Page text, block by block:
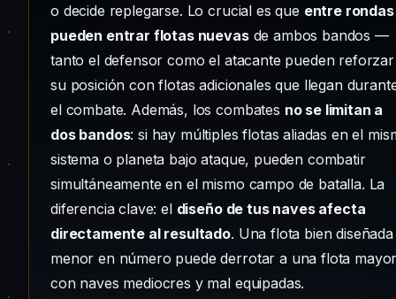
o decide replegarse. Lo crucial es que entre rondas
pueden entrar flotas nuevasde ambos bandos —
tanto el defensor como el atacante pueden reforzar
su posición con flotas adicionales que llegan
el combate. Además, los combates no se limitan a
dos bandos: si hay múltiples flotas aliadas en el
sistema o planeta bajo ataque, pueden combatir
simultáneamente en el mismo campo de batalla. La
diferencia clave: el diseño de tus naves afecta
directamente al resultado. Una flota bien
menor en número puede derrotar a una flota
con naves mediocres y mal equipadas.